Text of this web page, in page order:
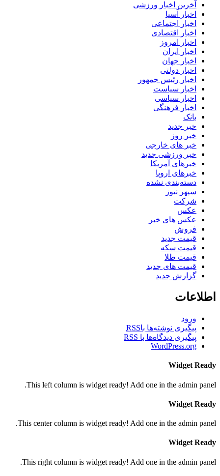
آخرین اخبار ورزشی
اخبار آسیا
اخبار اجتماعی
اخبار اقتصادی
اخبار امروز
اخبار ایران
اخبار جهان
اخبار دولتی
اخبار رئیس جمهور
اخبار سیاست
اخبار سیاسی
اخبار فرهنگی
بانک
خبر جدید
خبر روز
خبر های خارجی
خبر ورزشی جدید
خبرهای آمریکا
خبرهای اروپا
دسته‌بندی نشده
سپهر نیوز
شرکت
عکس
عکس های خبر
فروش
قیمت جدید
قیمت سکه
قیمت طلا
قیمت های جدید
گزارش جدید
اطلاعات
ورود
پیگیری نوشته‌ها باRSS
پیگیری دیدگاه‌ها با RSS
WordPress.org
Widget Ready
This left column is widget ready! Add one in the admin panel.
Widget Ready
This center column is widget ready! Add one in the admin panel.
Widget Ready
This right column is widget ready! Add one in the admin panel.